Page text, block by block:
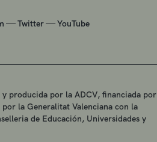
—Twitter—YouTube
producida por la ADCV, financiada por
por la Generalitat Valenciana con la
de Educación, Universidades y